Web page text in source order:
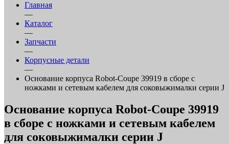
Главная
—
Каталог
—
Запчасти
—
Корпусные детали
—
Основание корпуса Robot-Coupe 39919 в сборе с
ножками и сетевым кабелем для соковыжималки серии J
Основание корпуса Robot-Coupe 39919
в сборе с ножками и сетевым кабелем
для соковыжималки серии J